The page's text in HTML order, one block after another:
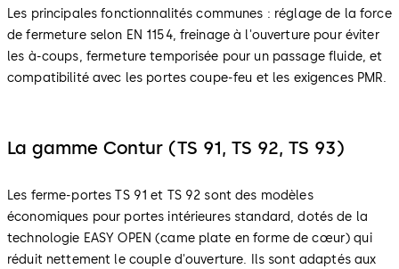
Les principales fonctionnalités communes : réglage de la force
de fermeture selon EN 1154, freinage à l'ouverture pour éviter
les à-coups, fermeture temporisée pour un passage fluide, et
compatibilité avec les portes coupe-feu et les exigences PMR.
La gamme Contur (TS 91, TS 92, TS 93)
Les ferme-portes TS 91 et TS 92 sont des modèles
économiques pour portes intérieures standard, dotés de la
technologie EASY OPEN (came plate en forme de cœur) qui
réduit nettement le couple d'ouverture. Ils sont adaptés aux